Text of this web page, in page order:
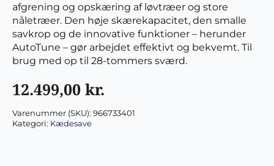
afgrening og opskæring af løvtræer og store
nåletræer. Den høje skærekapacitet, den smalle
savkrop og de innovative funktioner – herunder
AutoTune – gør arbejdet effektivt og bekvemt. Til
brug med op til 28-tommers sværd.
12.499,00 kr.
Varenummer (SKU): 966733401
Kategori: Kædesave